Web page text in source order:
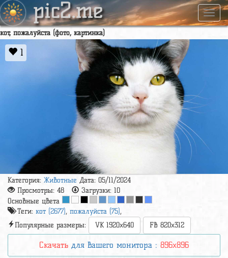
pic2.me
кот, пожалуйста (фото, картинка)
1
Категория: Животные Дата: 05/11/2024
Просмотры: 48 Загрузки: 10
Основные цвета
Теги: кот (2677), пожалуйста (75),
Популярные размеры:
VK 1920x640 FB 820x312
Скачать для вашего монитора : 896x896